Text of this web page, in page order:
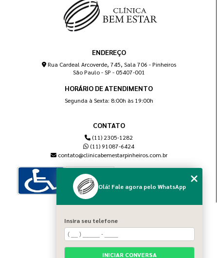
ENDEREÇO
Rua Cardeal Arcoverde, 745, Sala 706 - Pinheiros
São Paulo - SP - 05407-001
HORÁRIO DE ATENDIMENTO
Segunda à Sexta: 8:00h às 19:00h
CONTATO
(11) 2305-1282
(11) 91087-6424
contato@clinicabemestarpinheiros.com.br
Home
Sobre nós
Blog
Olá! Fale agora pelo WhatsApp
Insira seu telefone
INICIAR CONVERSA